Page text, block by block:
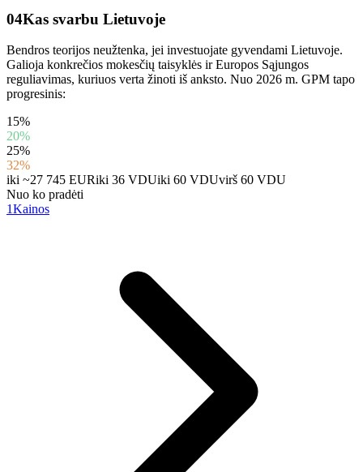
04Kas svarbu Lietuvoje
Bendros teorijos neužtenka, jei investuojate gyvendami Lietuvoje.
Galioja konkrečios mokesčių taisyklės ir Europos Sąjungos
reguliavimas, kuriuos verta žinoti iš anksto. Nuo 2026 m. GPM tapo
progresinis:
15%
20%
25%
32%
iki ~27 745 EURiki 36 VDUiki 60 VDUvirš 60 VDU
Nuo ko pradėti
1Kainos